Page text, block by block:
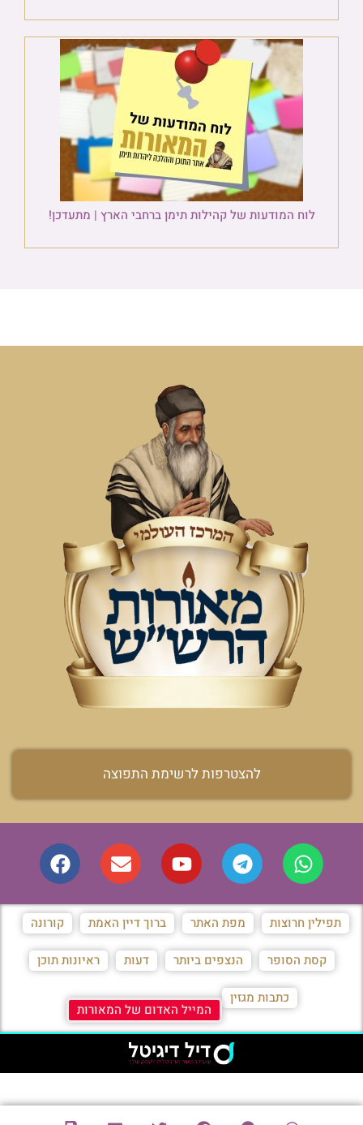
לוח המודעות של קהילות תימן ברחבי הארץ | מתעדכן!
להצטרפות לרשימת התפוצה
תפילין חרוצות מפת האתר ברוך דיין האמת קורונה
קסת הסופר הנצפים ביותר דעות ראיונות תוכן
כתבות מגזין
המייל האדום של המאורות